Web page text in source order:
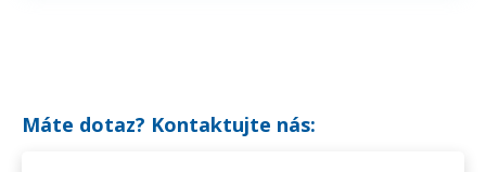
Máte dotaz? Kontaktujte nás: